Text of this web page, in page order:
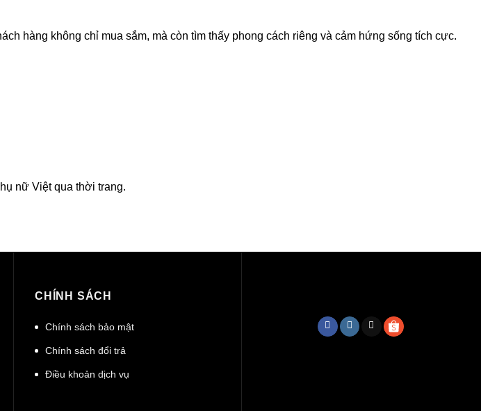
hàng không chỉ mua sắm, mà còn tìm thấy phong cách riêng và cảm hứng sống tích cực.
nữ Việt qua thời trang.
CHÍNH SÁCH
Chính sách bảo mật
Chính sách đổi trả
Điều khoản dịch vụ